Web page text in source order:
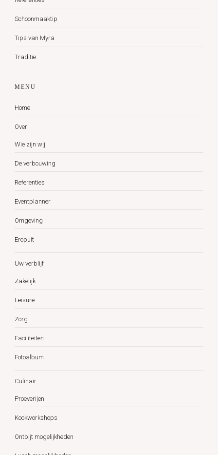
Schoonmaaktip
Tips van Myra
Traditie
MENU
Home
Over
Wie zijn wij
De verbouwing
Referenties
Eventplanner
Omgeving
Eropuit
Uw verblijf
Zakelijk
Leisure
Zorg
Faciliteiten
Fotoalbum
Culinair
Proeverijen
Kookworkshops
Ontbijt mogelijkheden